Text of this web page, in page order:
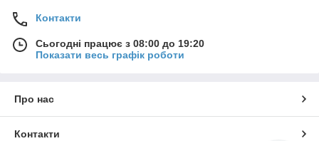
Контакти
Сьогодні працює з 08:00 до 19:20
Показати весь графік роботи
Про нас
Контакти